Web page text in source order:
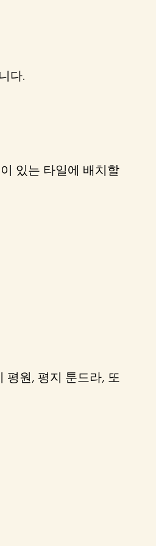
다.
있는 타일에 배치할
평원, 평지 툰드라, 또